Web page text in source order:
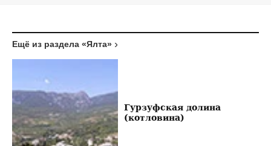
Ещё из раздела «Ялта»
Гурзуфская долина
(котловина)